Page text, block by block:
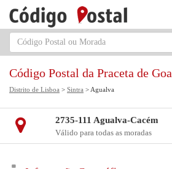
Código Postal da Praceta de Goa
Distrito de Lisboa > Sintra > Agualva
2735-111 Agualva-Cacém
Válido para todas as moradas